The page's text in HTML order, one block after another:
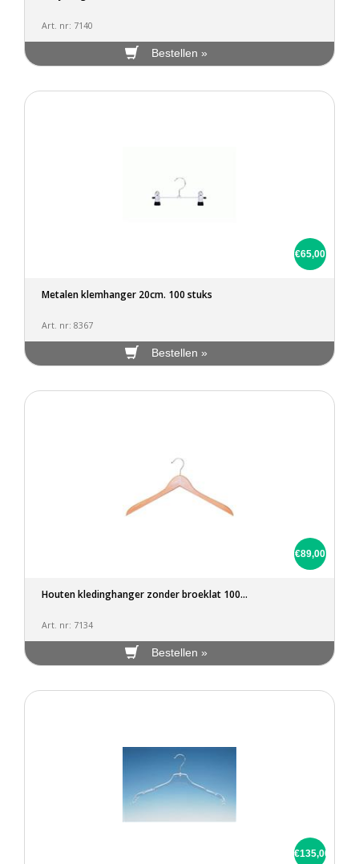
Art. nr: 7140
Bestellen »
€65,00
Metalen klemhanger 20cm. 100 stuks
Art. nr: 8367
Bestellen »
€89,00
Houten kledinghanger zonder broeklat 100...
Art. nr: 7134
Bestellen »
€135,00